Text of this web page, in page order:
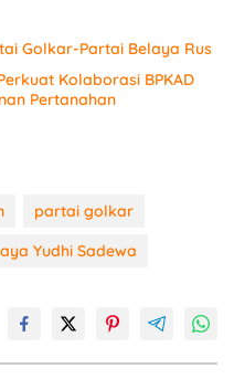
Golkar-Partai Belaya Rus
Kolaborasi BPKAD
Pertanahan
partai golkar
Yudhi Sadewa